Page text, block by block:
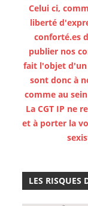
Celui ci,
liberté
conforté.es
publier nos
fait l'objet d'un
sont donc à
comme au
La CGT IP ne
et à porter la
LES RISQUES